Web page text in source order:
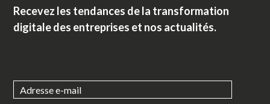
Recevez les tendances de la transformation
digitale des entreprises et nos actualités.